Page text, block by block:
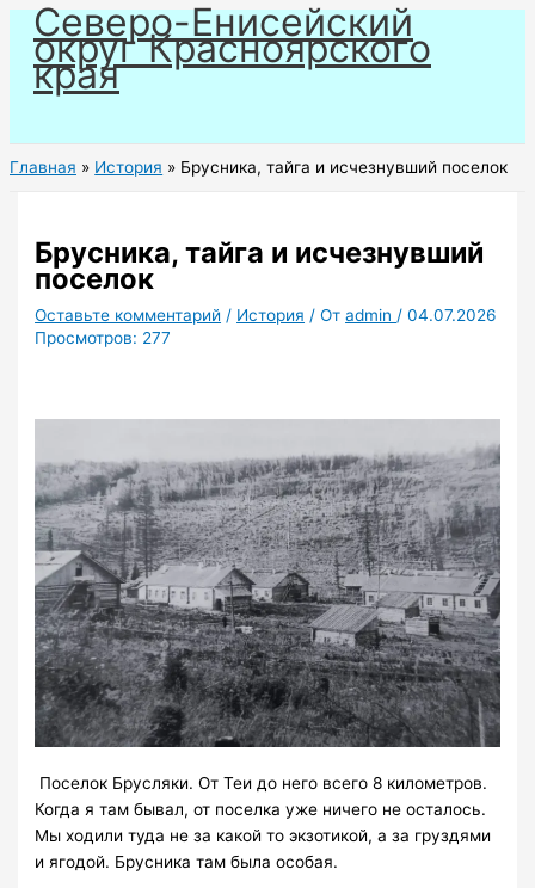
Перейти
содержимому
Северо-Енисейский
округ Красноярского
края
Главная История Брусника, тайга и исчезнувший поселок
Брусника, тайга и исчезнувший
поселок
Оставьте комментарий / История / Отadmin /04.07.2026
Просмотров: 277
Поселок Брусляки. От Теи до него всего 8 километров.
Когда я там бывал, от поселка уже ничего не осталось.
Мы ходили туда не за какой то экзотикой, а за груздями
и ягодой. Брусника там была особая.